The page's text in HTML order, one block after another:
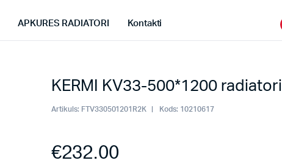
APKURES RADIATORI Kontakti
KERMI KV33-500*1200 radiatori
Artikuls: FTV330501201R2K Kods: 10210617
€232.00